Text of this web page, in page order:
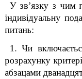
У зв’язку з чим
індивідуальну
питань:
1. Чи
розрахунку
абзацами